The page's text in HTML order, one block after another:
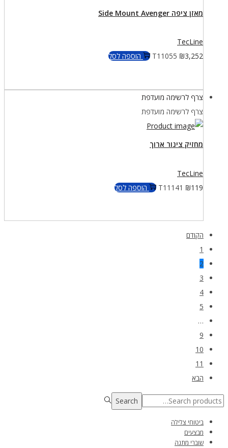
מאזן ציפה Side Mount Avenger
TecLine
T11055 ₪3,252 הוספה לסל
צרף לרשימה מועדפת
צרף לרשימה מועדפת
מחזיק צינור ארוך
TecLine
T11141 ₪119 הוספה לסל
הקודם
1
2
3
4
5
…
9
10
11
הבא
Search
Search
ביטוחי צלילה
מבצעים
שוברי מתנה